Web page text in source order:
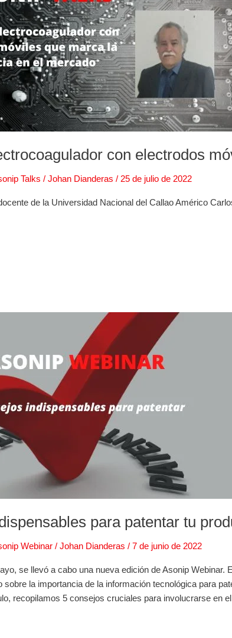
con electrodos
Talks / Johan Dianderas / 25 de julio de 2022
de la Universidad Nacional del Callao Américo
para patentar tu
Webinar / Johan Dianderas / 7 de junio de 2022
se llevó a cabo una nueva edición de Asonip
sobre la importancia de la información tecnológica para
recopilamos 5 consejos cruciales para involucrarse en